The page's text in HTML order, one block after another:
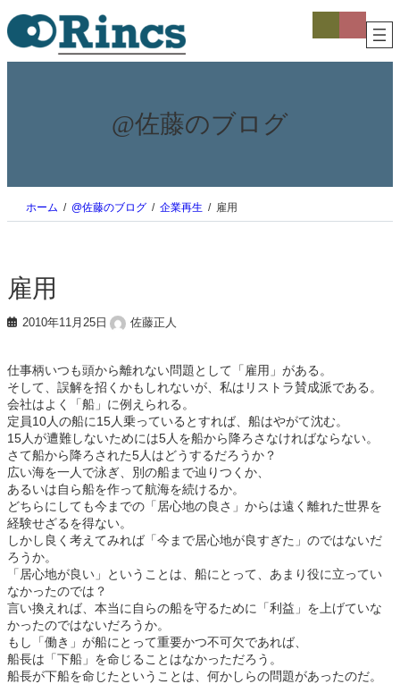
内
容
を
ス
コ
コ
@佐藤のブログ
ホーム @佐藤のブログ 企業再生 雇用
雇用
2010年11月25日 佐藤正人
仕事柄いつも頭から離れない問題として「雇用」がある。
そして、誤解を招くかもしれないが、私はリストラ賛成派である。
会社はよく「船」に例えられる。
定員10人の船に15人乗っているとすれば、船はやがて沈む。
15人が遭難しないためには5人を船から降ろさなければならない。
さて船から降ろされた5人はどうするだろうか？
広い海を一人で泳ぎ、別の船まで辿りつくか、
あるいは自ら船を作って航海を続けるか。
どちらにしても今までの「居心地の良さ」からは遠く離れた世界を
経験せざるを得ない。
しかし良く考えてみれば「今まで居心地が良すぎた」のではないだ
ろうか。
「居心地が良い」ということは、船にとって、あまり役に立ってい
なかったのでは？
言い換えれば、本当に自らの船を守るために「利益」を上げていな
かったのではないだろうか。
もし「働き」が船にとって重要かつ不可欠であれば、
船長は「下船」を命じることはなかっただろう。
船長が下船を命じたということは、何かしらの問題があったのだ。